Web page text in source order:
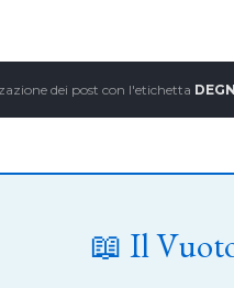
dei post con l'etichetta
📖 Il